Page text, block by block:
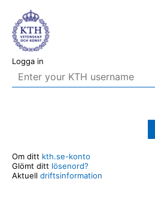
Logga in
Om ditt kth.se-konto
Glömt ditt lösenord?
Aktuell driftsinformation